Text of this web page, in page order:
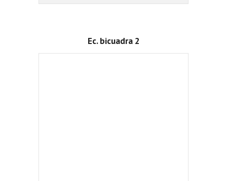
Ec. bicuadra 2